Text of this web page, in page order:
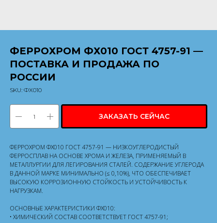
ФЕРРОХРОМ ФХ010 ГОСТ 4757-91 —
ПОСТАВКА И ПРОДАЖА ПО
РОССИИ
SKU: ФХ010
ЗАКАЗАТЬ СЕЙЧАС
ФЕРРОХРОМ ФХ010 ГОСТ 4757-91 — НИЗКОУГЛЕРОДИСТЫЙ
ФЕРРОСПЛАВ НА ОСНОВЕ ХРОМА И ЖЕЛЕЗА, ПРИМЕНЯЕМЫЙ В
МЕТАЛЛУРГИИ ДЛЯ ЛЕГИРОВАНИЯ СТАЛЕЙ. СОДЕРЖАНИЕ УГЛЕРОДА
В ДАННОЙ МАРКЕ МИНИМАЛЬНО (≤ 0,10%), ЧТО ОБЕСПЕЧИВАЕТ
ВЫСОКУЮ КОРРОЗИОННУЮ СТОЙКОСТЬ И УСТОЙЧИВОСТЬ К
НАГРУЗКАМ.
ОСНОВНЫЕ ХАРАКТЕРИСТИКИ ФХ010:
• ХИМИЧЕСКИЙ СОСТАВ СООТВЕТСТВУЕТ ГОСТ 4757-91;